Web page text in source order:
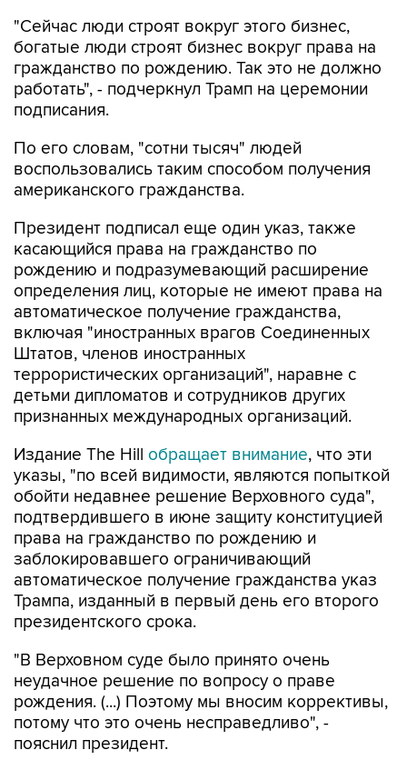
"Сейчас люди строят вокруг этого бизнес,
богатые люди строят бизнес вокруг права на
гражданство по рождению. Так это не должно
работать", - подчеркнул Трамп на церемонии
подписания.
По его словам, "сотни тысяч" людей
воспользовались таким способом получения
американского гражданства.
Президент подписал еще один указ, также
касающийся права на гражданство по
рождению и подразумевающий расширение
определения лиц, которые не имеют права на
автоматическое получение гражданства,
включая "иностранных врагов Соединенных
Штатов, членов иностранных
террористических организаций", наравне с
детьми дипломатов и сотрудников других
признанных международных организаций.
Издание The Hill обращает внимание, что эти
указы, "по всей видимости, являются попыткой
обойти недавнее решение Верховного суда",
подтвердившего в июне защиту конституцией
права на гражданство по рождению и
заблокировавшего ограничивающий
автоматическое получение гражданства указ
Трампа, изданный в первый день его второго
президентского срока.
"В Верховном суде было принято очень
неудачное решение по вопросу о праве
рождения. (...) Поэтому мы вносим коррективы,
потому что это очень несправедливо", -
пояснил президент.